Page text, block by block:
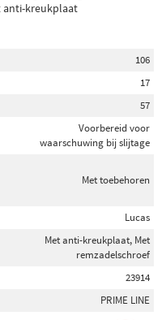
anti-kreukplaat
106
17
57
Voorbereid voor
waarschuwing bij slijtage
Met toebehoren
Lucas
Met anti-kreukplaat, Met
remzadelschroef
23914
PRIME LINE